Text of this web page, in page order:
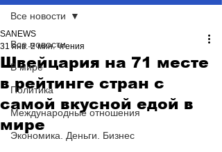
Все новости
В мире
Политика
Международные отношения
Экономика. Деньги. Бизнес
Все новости
Швейцария на 71 месте
в рейтинге стран с
самой вкусной едой в
мире
SANEWS
31 янв. 2 мин. чтения